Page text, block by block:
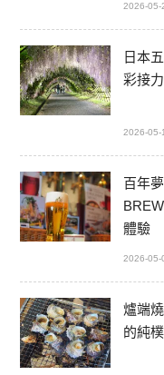
2026-05-
日本
彩接力
2026-05-
百年
體驗
2026-05-
爐端
的純